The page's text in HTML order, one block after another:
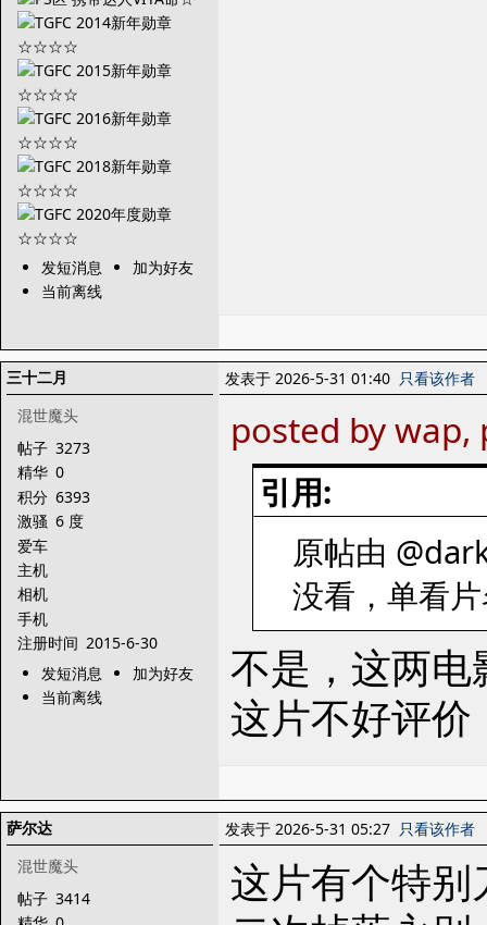
发短消息
加为好友
当前离线
三十二月
混世魔头
帖子 3273
精华 0
积分 6393
激骚 6 度
爱车
主机
相机
手机
注册时间 2015-6-30
发短消息
加为好友
当前离线
发表于 2026-5-31 01:40 只看该作者
posted by
引用:
原帖由
没看，单看
不是，这两
这片不好评
萨尔达
混世魔头
帖子 3414
发表于 2026-5-31 05:27 只看该作者
这片有个特